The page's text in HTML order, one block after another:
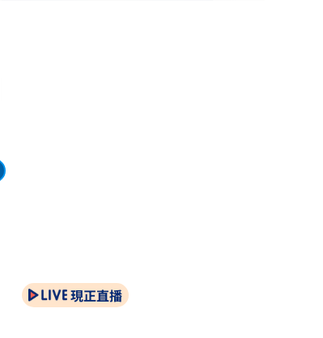
現正直播